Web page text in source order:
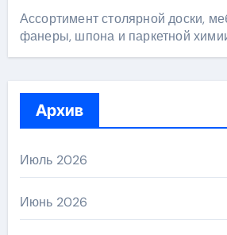
Ассортимент столярной доски,
фанеры, шпона и паркетной
Архив
Июль 2026
Июнь 2026